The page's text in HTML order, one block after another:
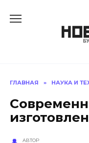
ГЛАВНАЯ » НАУКА И
АВТОР